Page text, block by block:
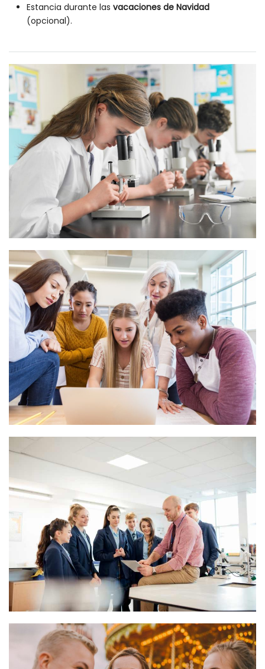
Estancia durante las vacaciones de Navidad
(opcional).